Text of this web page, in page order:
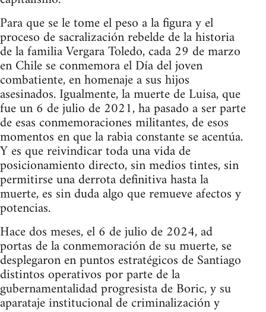
Para que se le tome el peso a la figura y el
proceso de sacralización rebelde de la historia
de la familia Vergara Toledo, cada 29 de marzo
en Chile se conmemora el Día del joven
combatiente, en homenaje a sus hijos
asesinados. Igualmente, la muerte de Luisa, que
fue un 6 de julio de 2021, ha pasado a ser parte
de esas conmemoraciones militantes, de esos
momentos en que la rabia constante se acentúa.
Y es que reivindicar toda una vida de
posicionamiento directo, sin medios tintes, sin
permitirse una derrota definitiva hasta la
muerte, es sin duda algo que remueve afectos y
potencias.
Hace dos meses, el 6 de julio de 2024, ad
portas de la conmemoración de su muerte, se
desplegaron en puntos estratégicos de Santiago
distintos operativos por parte de la
gubernamentalidad progresista de Boric, y su
aparataje institucional de criminalización y